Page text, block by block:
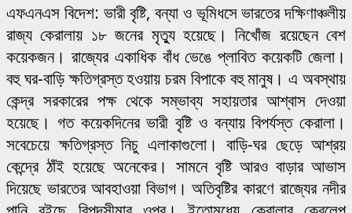
এফএনএস বিদেশ: ভারী বৃষ্টি, বন্যা ও ভূমিধসে ভারতের দক্ষিণাঞ্চলীয়
রাজ্য কেরালায় ১৮ জনের মৃত্যু হয়েছে। নিখোঁজ রয়েছেন বেশ
কয়েকজন। রাজ্যের একাধিক বাঁধ ভেঙে প্লাবিত কয়েকটি জেলা।
বহু ঘর-বাড়ি ক্ষতিগ্রস্ত হওয়ায় চরম বিপাকে বহু মানুষ। এ অবস্থায়
কেন্দ্র সরকারের পক্ষ থেকে সম্ভাব্য সহায়তার আশ্বাস দেওয়া
হয়েছে। গত কয়েকদিনের ভারী বৃষ্টি ও বন্যায় বিপর্যস্ত কেরালা।
সবেচেয়ে ক্ষতিগ্রস্ত নিচু এলাকাগুলো। বাড়ি-ঘর ছেড়ে আশ্রয়
কেন্দ্রে ঠাঁই হয়েছে অনেকের। সামনে বৃষ্টি আরও বাড়ার আভাস
দিয়েছে ভারতের আবহাওয়া বিভাগ। অতিবৃষ্টির কারণে রাজ্যের নদীর